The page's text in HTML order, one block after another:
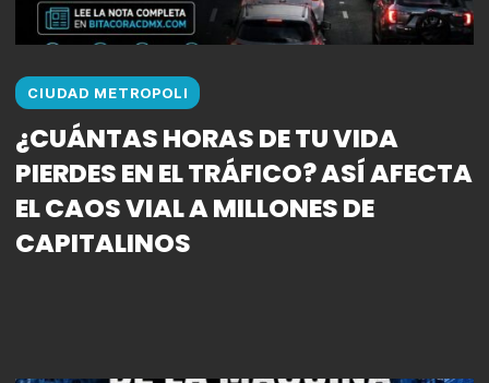
CIUDAD METROPOLI
¿CUÁNTAS HORAS DE TU VIDA
PIERDES EN EL TRÁFICO? ASÍ AFECTA
EL CAOS VIAL A MILLONES DE
CAPITALINOS